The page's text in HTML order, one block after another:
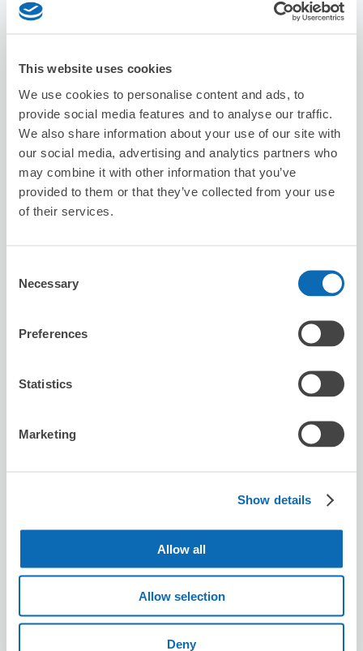
This website uses cookies
We use cookies to personalise content and ads, to
provide social media features and to analyse our traffic.
We also share information about your use of our site with
our social media, advertising and analytics partners who
may combine it with other information that you’ve
provided to them or that they’ve collected from your use
of their services.
Selection
Necessary
Preferences
Statistics
Marketing
Show details
Allow all
Allow selection
Deny
預約此店舖
Exchange Hiroshima
从honnkawachou站步行1分钟。
本日營業時間: 10:00〜19:00
初めて利用しました。 宮島まで手ぶらで行けて助かりま
した。
可保管的行李數
三 8/13
預約此店舖
Seven-Eleven Hiroshima Teppomachi